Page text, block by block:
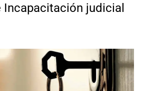
Incapacitación judicial